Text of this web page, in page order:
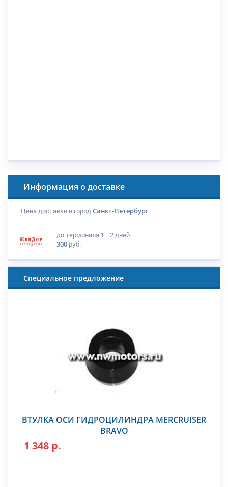
Информация о доставке
Цена доставки в городСанкт-Петербург
до терминала 1—2 дней
300 руб.
Специальное предложение
ВТУЛКА ОСИ ГИДРОЦИЛИНДРА MERCRUISER
BRAVO
1 348 р.